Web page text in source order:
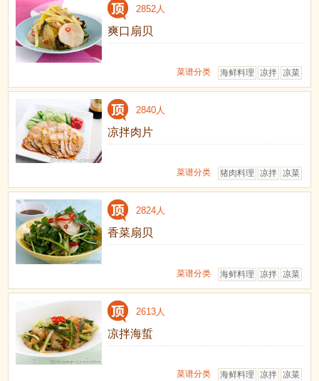
2852人
爽口扇贝
凉菜
凉拌
海鲜料理
菜谱分类
2840人
凉拌肉片
凉菜
凉拌
猪肉料理
菜谱分类
2824人
香菜扇贝
凉菜
凉拌
海鲜料理
菜谱分类
2613人
凉拌海蜇
凉菜
凉拌
海鲜料理
菜谱分类